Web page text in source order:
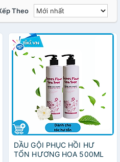
Theo
DẦU GỘI PHỤC HỒI HƯ
TỔN HƯƠNG HOA 500ML